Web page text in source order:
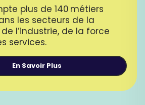
plus de 140 métiers
les secteurs de la
l’industrie, de la force
services.
En Savoir Plus